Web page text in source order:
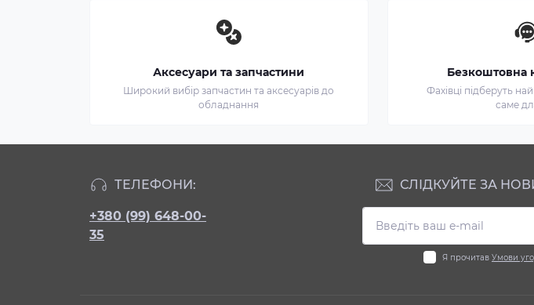
Аксесуари та запчастини
Широкий вибір запчастин та аксесуарів до
обладнання
Безкоштовна
Фахівці підберуть
саме
ТЕЛЕФОНИ:
+380 (99) 648-00-
35
СЛІДКУЙТЕ ЗА
Я прочитав Умови